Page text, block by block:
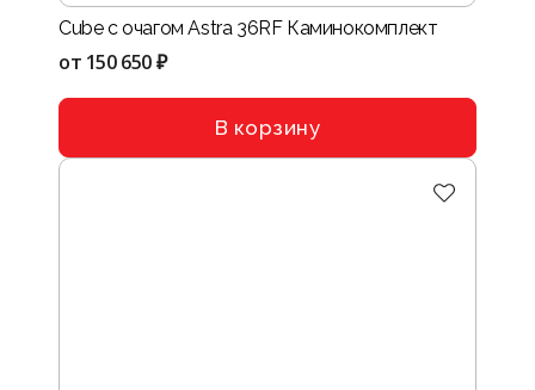
Cube с очагом Astra 36RF Каминокомплект
от 150 650 ₽
В корзину